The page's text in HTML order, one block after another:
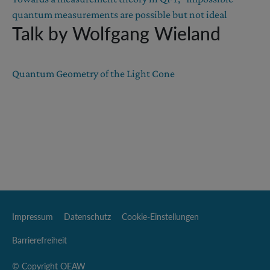
quantum measurements are possible but not ideal
Talk by Wolfgang Wieland
Quantum Geometry of the Light Cone
Impressum Datenschutz Cookie-Einstellungen
Barrierefreiheit
© Copyright OEAW